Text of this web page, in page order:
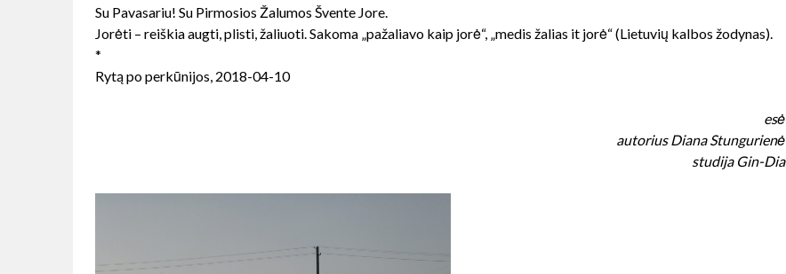
Su Pavasariu! Su Pirmosios Žalumos Švente Jore.
Jorėti – reiškia augti, plisti, žaliuoti. Sakoma „pažaliavo kaip jorė“, „medis žalias it jorė“ (Lietuvių kalbos žodynas).
*
Rytą po perkūnijos, 2018-04-10
esė
autorius Diana Stungurienė
studija Gin-Dia